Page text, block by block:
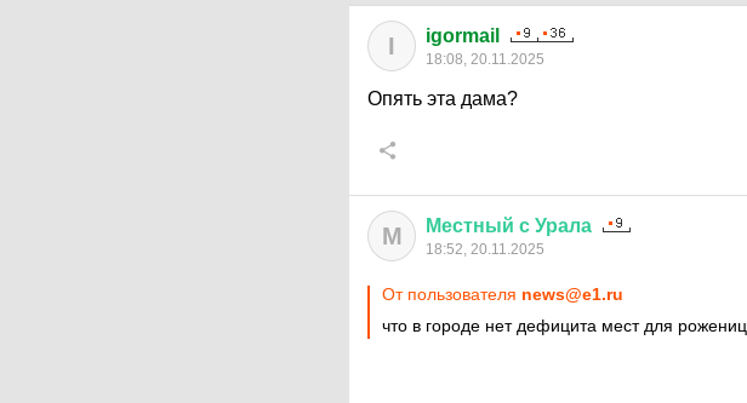
I igormail
18:08, 20.11.2025
Опять эта дама?
М Местный с Урала
18:52, 20.11.2025
От пользователя news@e1.ru
что в городе нет дефицита мест для рожениц